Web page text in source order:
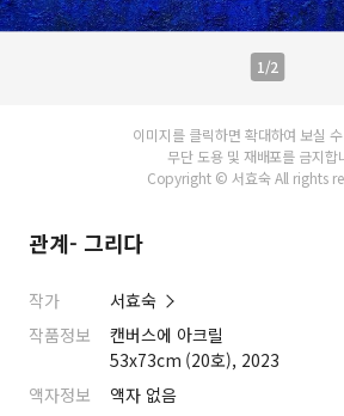
1/2
이미지를 클릭하면 확대하여 보실
무단 도용 및 재배포를 금지합
Copyright © 서효숙 All rights
관계- 그리다
작가
서효숙
작품정보
캔버스에 아크릴
53x73cm (20호), 2023
액자정보
액자 없음